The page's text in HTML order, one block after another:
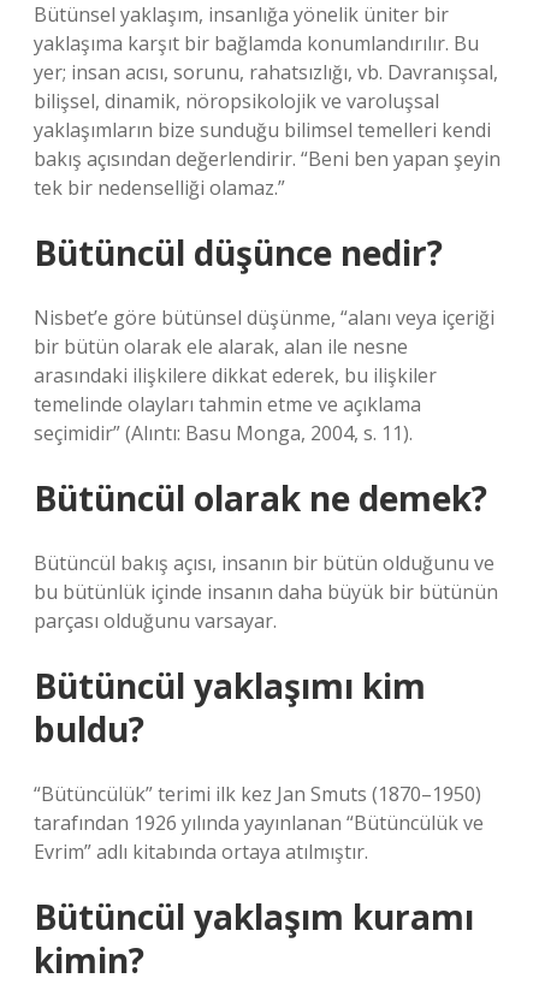
Bütünsel yaklaşım, insanlığa yönelik üniter bir
yaklaşıma karşıt bir bağlamda konumlandırılır. Bu
yer; insan acısı, sorunu, rahatsızlığı, vb. Davranışsal,
bilişsel, dinamik, nöropsikolojik ve varoluşsal
yaklaşımların bize sunduğu bilimsel temelleri kendi
bakış açısından değerlendirir. “Beni ben yapan şeyin
tek bir nedenselliği olamaz.”
Bütüncül düşünce nedir?
Nisbet’e göre bütünsel düşünme, “alanı veya içeriği
bir bütün olarak ele alarak, alan ile nesne
arasındaki ilişkilere dikkat ederek, bu ilişkiler
temelinde olayları tahmin etme ve açıklama
seçimidir” (Alıntı: Basu Monga, 2004, s. 11).
Bütüncül olarak ne demek?
Bütüncül bakış açısı, insanın bir bütün olduğunu ve
bu bütünlük içinde insanın daha büyük bir bütünün
parçası olduğunu varsayar.
Bütüncül yaklaşımı kim
buldu?
“Bütüncülük” terimi ilk kez Jan Smuts (1870–1950)
tarafından 1926 yılında yayınlanan “Bütüncülük ve
Evrim” adlı kitabında ortaya atılmıştır.
Bütüncül yaklaşım kuramı
kimin?